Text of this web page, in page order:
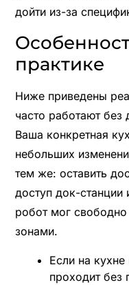
дойти из-за
практике
Ниже приведены
часто работают без
Ваша конкретная
небольших
тем же: оставить
доступ док-
робот мог
зонами.
Если на
проходит без